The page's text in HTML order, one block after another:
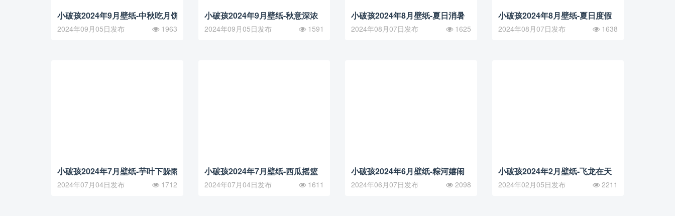
小破孩2024年9月壁纸-中秋吃月饼
2024年09月05日发布 1963
小破孩2024年9月壁纸-秋意深浓
2024年09月05日发布 1591
小破孩2024年8月壁纸-夏日消暑
2024年08月07日发布 1625
小破孩2024年8月壁纸-夏日度假
2024年08月07日发布 1638
小破孩2024年7月壁纸-芋叶下躲雨
2024年07月04日发布 1712
小破孩2024年7月壁纸-西瓜摇篮
2024年07月04日发布 1611
小破孩2024年6月壁纸-粽河嬉闹
2024年06月07日发布 2098
小破孩2024年2月壁纸-飞龙在天
2024年02月05日发布 2211